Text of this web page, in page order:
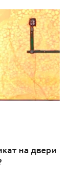
на двери